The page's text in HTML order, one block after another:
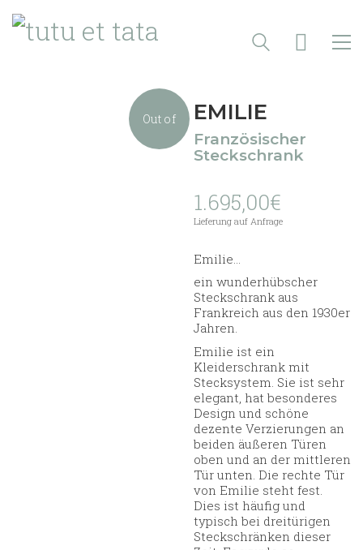
Out of EMILIE
Französischer
Steckschrank
1.695,00€
Lieferung auf Anfrage
Emilie…
ein wunderhübscher
Steckschrank aus
Frankreich aus den 1930er
Jahren.
Emilie ist ein
Kleiderschrank mit
Stecksystem. Sie ist sehr
elegant, hat besonderes
Design und schöne
dezente Verzierungen an
beiden äußeren Türen
oben und an der mittleren
Tür unten. Die rechte Tür
von Emilie steht fest.
Dies ist häufig und
typisch bei dreitürigen
Steckschränken dieser